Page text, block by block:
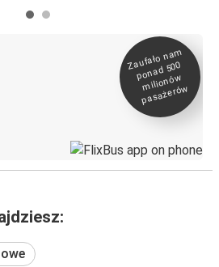
Zaufało na
m
ponad 500
milionó
w
pasażeró
w